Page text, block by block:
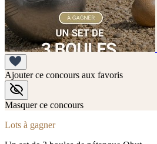
Ajouter ce concours aux favoris
Masquer ce concours
Lots à gagner